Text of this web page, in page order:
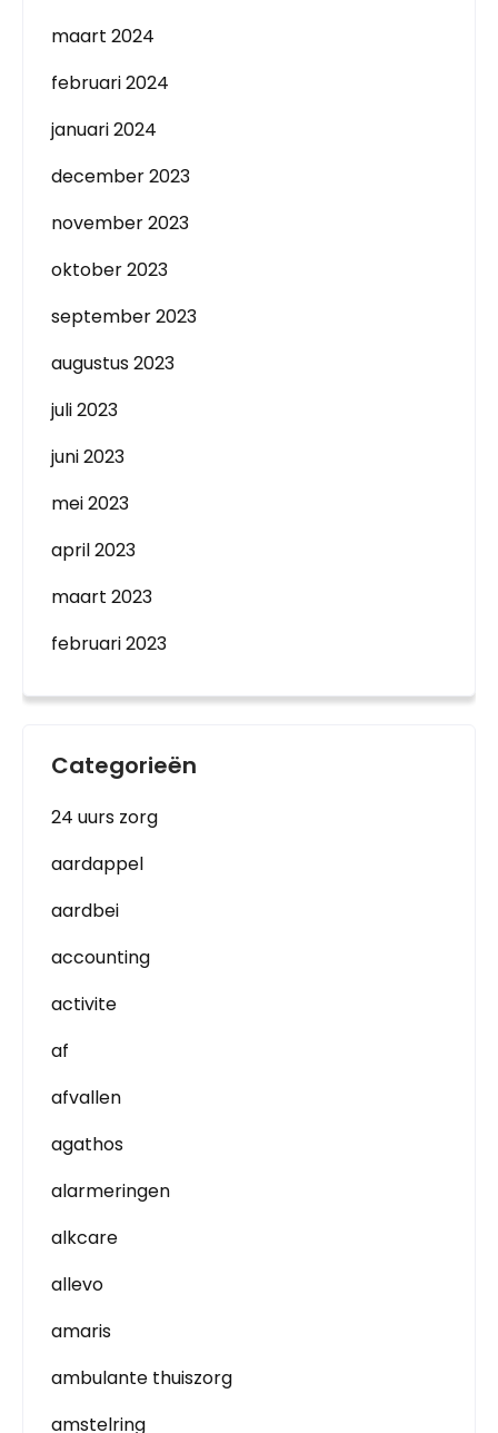
maart 2024
februari 2024
januari 2024
december 2023
november 2023
oktober 2023
september 2023
augustus 2023
juli 2023
juni 2023
mei 2023
april 2023
maart 2023
februari 2023
Categorieën
24 uurs zorg
aardappel
aardbei
accounting
activite
af
afvallen
agathos
alarmeringen
alkcare
allevo
amaris
ambulante thuiszorg
amstelring